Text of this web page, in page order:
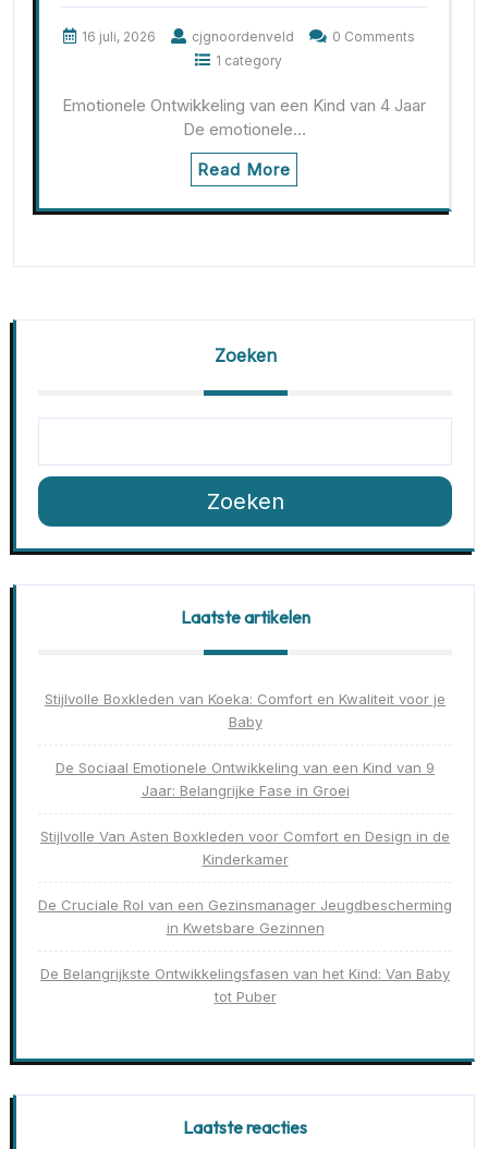
16 juli, 2026 cjgnoordenveld
0 Comments
1 category
Emotionele Ontwikkeling van een Kind van 4 Jaar
De emotionele…
Read More
Zoeken
Zoeken
Laatste artikelen
Stijlvolle Boxkleden van Koeka: Comfort en Kwaliteit voor je
Baby
De Sociaal Emotionele Ontwikkeling van een Kind van 9
Jaar: Belangrijke Fase in Groei
Stijlvolle Van Asten Boxkleden voor Comfort en Design in de
Kinderkamer
De Cruciale Rol van een Gezinsmanager Jeugdbescherming
in Kwetsbare Gezinnen
De Belangrijkste Ontwikkelingsfasen van het Kind: Van Baby
tot Puber
Laatste reacties